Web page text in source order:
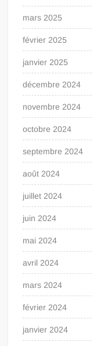
mars 2025
février 2025
janvier 2025
décembre 2024
novembre 2024
octobre 2024
septembre 2024
août 2024
juillet 2024
juin 2024
mai 2024
avril 2024
mars 2024
février 2024
janvier 2024